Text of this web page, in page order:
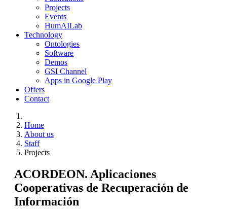
Projects
Events
HumAILab
Technology
Ontologies
Software
Demos
GSI Channel
Apps in Google Play
Offers
Contact
Home
About us
Staff
Projects
ACORDEON. Aplicaciones
Cooperativas de Recuperación de
Información